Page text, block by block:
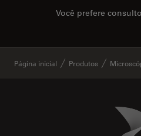
Você prefere
Página inicial Produtos